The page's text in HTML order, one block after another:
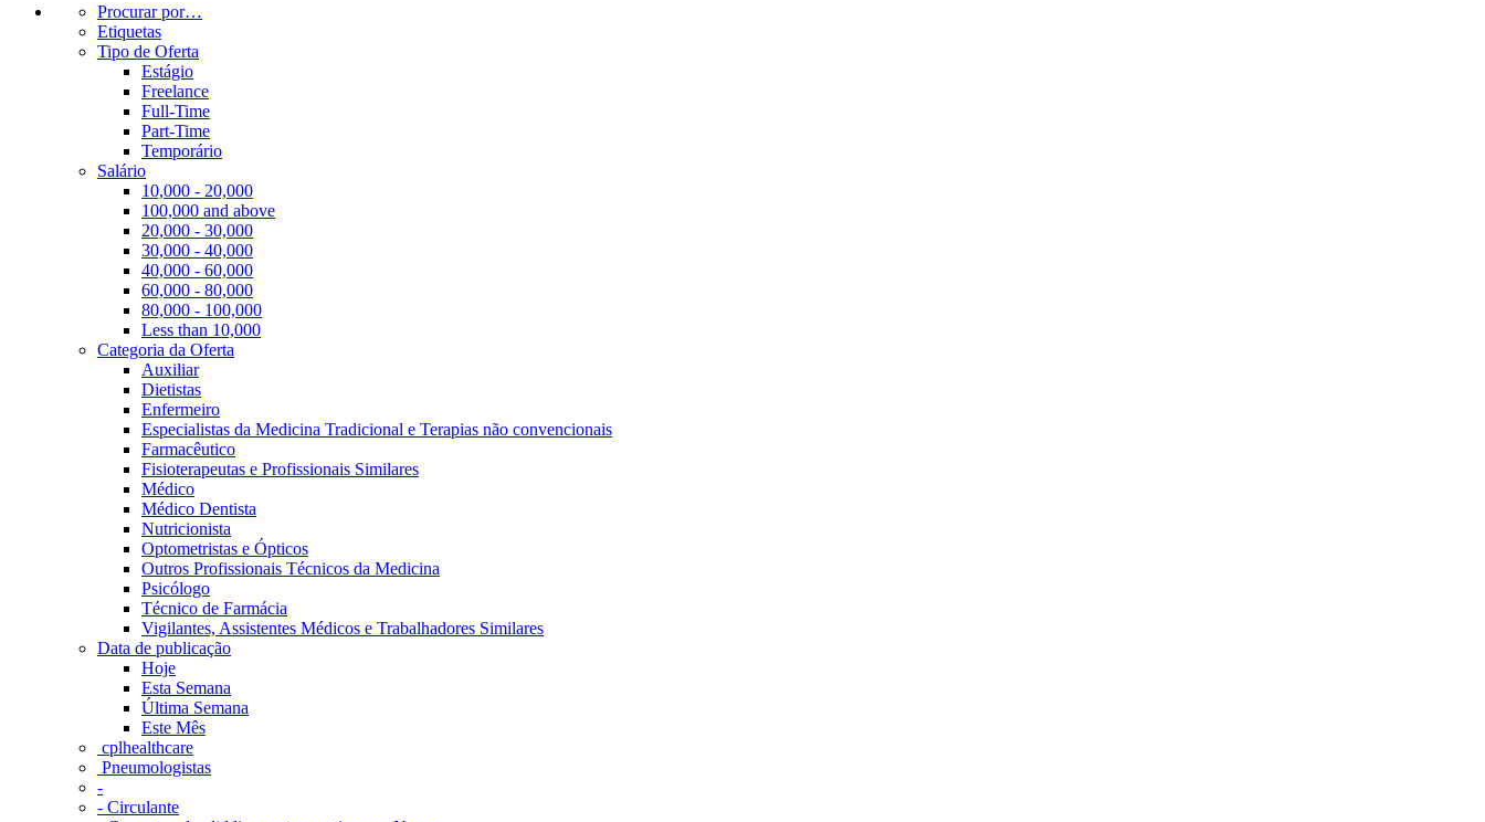
Procurar por…
Etiquetas
Tipo de Oferta
Estágio
Freelance
Full-Time
Part-Time
Temporário
Salário
10,000 - 20,000
100,000 and above
20,000 - 30,000
30,000 - 40,000
40,000 - 60,000
60,000 - 80,000
80,000 - 100,000
Less than 10,000
Categoria da Oferta
Auxiliar
Dietistas
Enfermeiro
Especialistas da Medicina Tradicional e Terapias não convencionais
Farmacêutico
Fisioterapeutas e Profissionais Similares
Médico
Médico Dentista
Nutricionista
Optometristas e Ópticos
Outros Profissionais Técnicos da Medicina
Psicólogo
Técnico de Farmácia
Vigilantes, Assistentes Médicos e Trabalhadores Similares
Data de publicação
Hoje
Esta Semana
Última Semana
Este Mês
‎ cplhealthcare‬
Pneumologistas
-
- Circulante